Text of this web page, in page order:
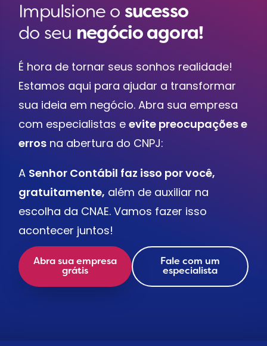
Impulsione o sucesso
do seu negócio agora!
É hora de tornar seus sonhos realidade!
Estamos aqui para ajudar a transformar
sua ideia em negócio. Abra sua empresa
com especialistas eevite preocupações e
erros na abertura do CNPJ:
A Senhor Contábil faz isso por você,
gratuitamente, além de auxiliar na
escolha da CNAE. Vamos fazer isso
acontecer juntos!
Abra sua empresa
grátis
Fale com um
especialista